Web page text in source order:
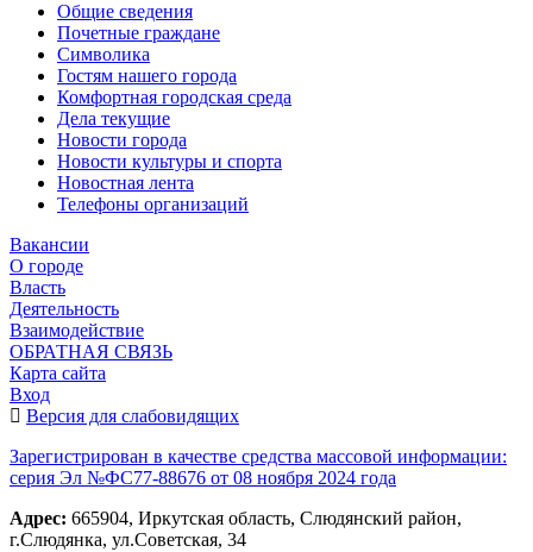
Общие сведения
Почетные граждане
Символика
Гостям нашего города
Комфортная городская среда
Дела текущие
Новости города
Новости культуры и спорта
Новостная лента
Телефоны организаций
Вакансии
О городе
Власть
Деятельность
Взаимодействие
ОБРАТНАЯ СВЯЗЬ
Карта сайта
Вход
Версия для слабовидящих
Зарегистрирован в качестве средства массовой информации:
серия Эл №ФС77-88676 от 08 ноября 2024 года
Адрес: 665904, Иркутская область, Слюдянский район,
г.Слюдянка, ул.Советская, 34